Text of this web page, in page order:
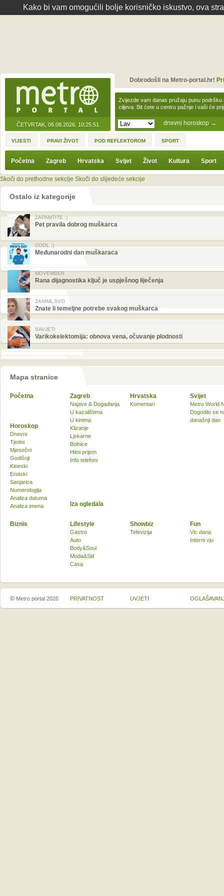
Kako bi vam omogućili bolje korisničko iskustvo, ova
ČETVRTAK, 06.08.2026. 10:25:51 dnevni horoskop →
Zvijezde vam danas pružaju punu
ciljeva. Bit ćete u centru pažnje i vaši će
Dobrodošli na Metro-portal.hr!
VIJESTI PRAVI ŽIVOT POD REFLEKTOROM SPORT
Početna Zagreb Hrvatska Svijet Život Kultura Sport
Skoči do prethodne sekcije Skoči do slijedeće sekcije
Ostalo iz kategorije
ZAPAMTITE :)
Pet pravila dobrog muškarca
COOL ;)
Međunarodni dan muškaraca
MOVEMBER
Rana dijagnostika ključ je uspješnog liječenja
ZANIMLJIVO
Znate li temeljne potrebe svakog muškarca
SAVJETI
Varikokelektomija: obnova vena, očuvanje plodnosti
Mapa stranice
Početna Zagreb
Najave & Događanja
U kazalištima
U kinima
Klizanje
Ljekarne
Bolnice
Hitni prijem
Info telefoni
Hrvatska
Komentari
Svijet
Metro World
Dogodilo se
današnji dan
Biznis Lifestyle
Gastro
Auto
Body&Soul
Moda&Stil
Casa
Showbiz
Televizija
Fun
Vic dana
Interni vju
Horoskop
Dnevni
Tjedni
Mjesečni
Godišnji
Kineski
Erotski
Sanjarica
Numerologija
Analiza datuma
Analiza imena
Iza ogledala
© Metro portal 2026 PRIVATNOST UVJETI